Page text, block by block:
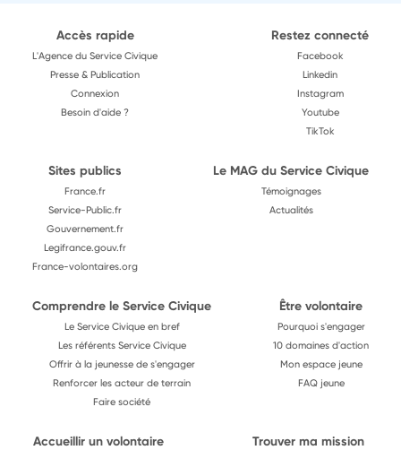
Accès rapide
L'Agence du Service Civique
Presse & Publication
Connexion
Besoin d'aide ?
Restez connecté
Facebook
Linkedin
Instagram
Youtube
TikTok
Sites publics
France.fr
Service-Public.fr
Gouvernement.fr
Legifrance.gouv.fr
France-volontaires.org
Le MAG du Service Civique
Témoignages
Actualités
Comprendre le Service Civique
Le Service Civique en bref
Les référents Service Civique
Offrir à la jeunesse de s'engager
Renforcer les acteur de terrain
Faire société
Être volontaire
Pourquoi s'engager
10 domaines d'action
Mon espace jeune
FAQ jeune
Accueillir un volontaire Trouver ma mission